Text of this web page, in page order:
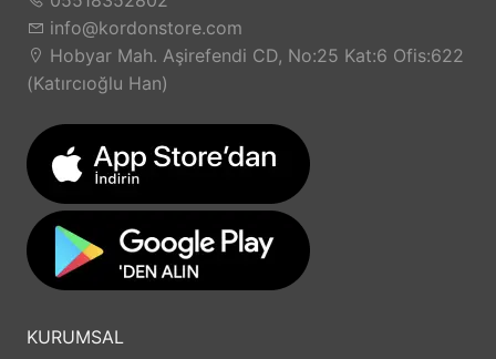
info@kordonstore.com
Hobyar Mah. Aşirefendi CD, No:25 Kat:6 Ofis:622
(Katırcıoğlu Han)
KURUMSAL